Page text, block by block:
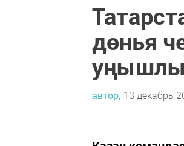
дөнья
автор, 13 декабрь